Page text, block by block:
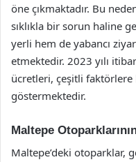
öne çıkmaktadır. Bu
sıklıkla bir sorun haline
yerli hem de yabancı
etmektedir. 2023 yılı
ücretleri, çeşitli faktörlere
göstermektedir.
Maltepe
Maltepe’deki otoparklar,